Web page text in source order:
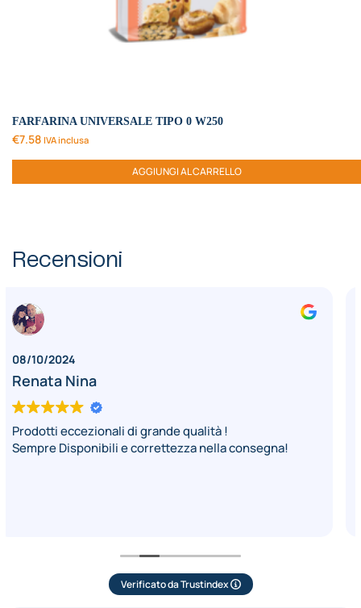
FARFARINA UNIVERSALE TIPO 0 W250
€7.58 IVA inclusa
AGGIUNGI AL CARRELLO
Recensioni
Prodotti eccezionali di grande qualità !
Sempre Disponibili e correttezza nella consegna!
Verificato da Trustindex